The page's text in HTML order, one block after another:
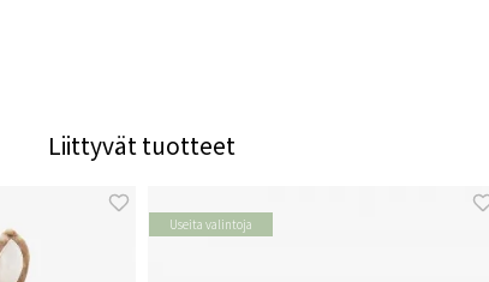
Liittyvät tuotteet
Useita valintoja